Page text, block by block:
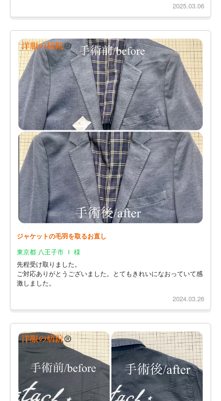
2025.03.06
ジャケットの毛羽を取るお直し
東京都 八王子市 Ｉ 様
先程受け取りました。
ご対応ありがとうございました。とてもきれいになおっていて感
激しました。
2024.03.26